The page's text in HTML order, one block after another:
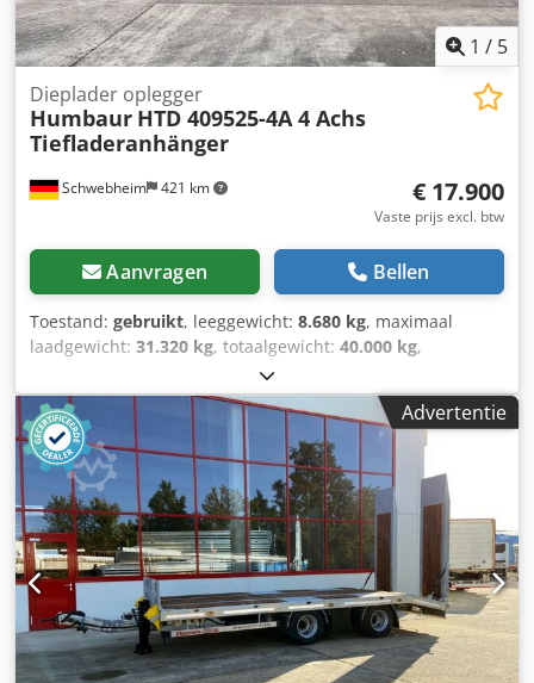
gegevens op: !, Meer details: ! Crjdpozr R Umofx Aitsf
1 / 5
Schwebheim 421 km
Dieplader oplegger
Humbaur HTD 409525-4A 4 Achs
Tiefladeranhänger
€ 17.900
Vaste prijs excl. btw
Aanvragen Bellen
Toestand: gebruikt, leeggewicht: 8.680 kg, maximaal
laadgewicht: 31.320 kg, totaalgewicht: 40.000 kg,
, eerste registratie:
ophanging:overig, bandenmaten:235/75R17,5, kleur:
overig, soort overbrenging: overig, voorbandmaat:
235/75R17,5, achterbandmaat: 235/75R17,5
bestuurderscabine: overig, emissieklasse:geen
Uitrusting:
ABS, luchtdrukrem, Sjorogen, ABS, verbreding
met waarschuwingsborden, voertuig wordt in opdracht
verkocht., -- Drukfouten, vergissingen en wijzigingen
voorbehouden, voorbeeldfoto’s --, Meer gegevens onder: !,
Meer details: ! Crsdpfjzr R Ugjx Aitjf
Advertentie